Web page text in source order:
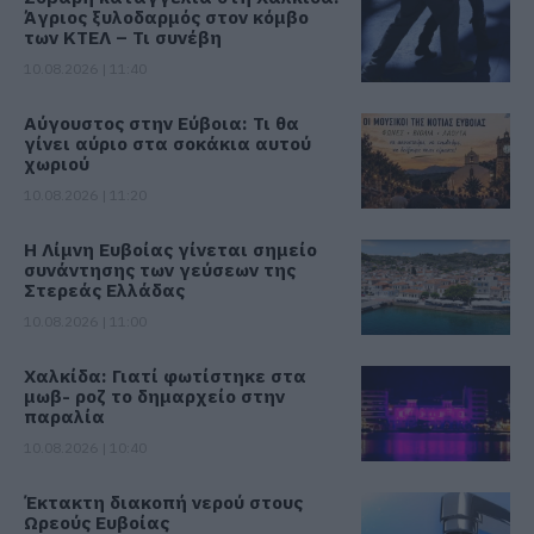
Άγριος ξυλοδαρμός στον κόμβο
των ΚΤΕΛ – Τι συνέβη
Αύγουστος στην Εύβοια: Τι θα
γίνει αύριο στα σοκάκια αυτού
χωριού
Η Λίμνη Ευβοίας γίνεται σημείο
συνάντησης των γεύσεων της
Στερεάς Ελλάδας
Χαλκίδα: Γιατί φωτίστηκε στα
μωβ- ροζ το δημαρχείο στην
παραλία
Έκτακτη διακοπή νερού στους
Ωρεούς Ευβοίας